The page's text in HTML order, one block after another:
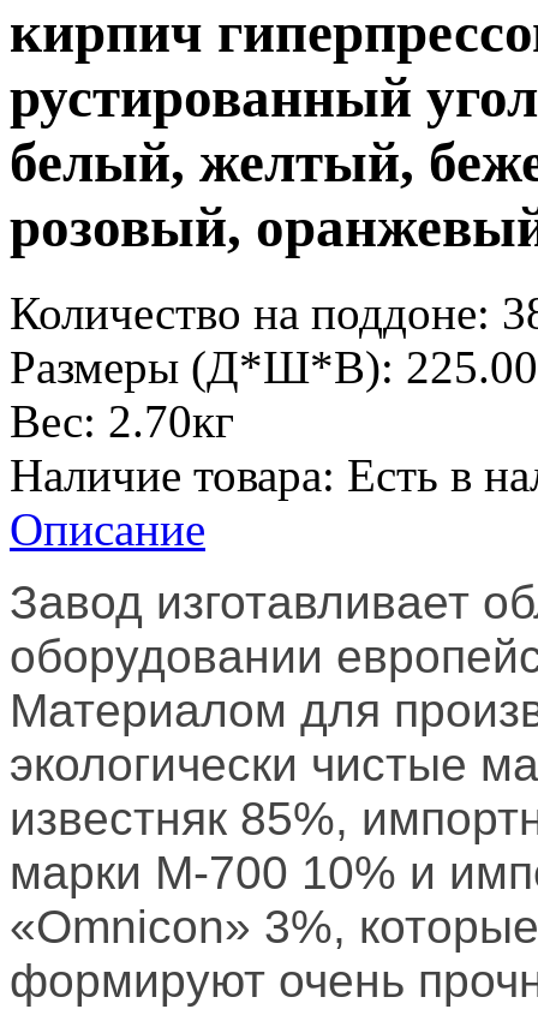
кирпич
рустированный
белый, желтый,
розовый,
Количество на поддоне:
Размеры (Д*Ш*В):
Вес: 2.70кг
Наличие товара: Есть в
Описание
Завод изготавливает
оборудовании
Материалом для
экологически чистые
известняк 85%,
марки М-700 10% и
«Omnicon» 3%,
формируют очень